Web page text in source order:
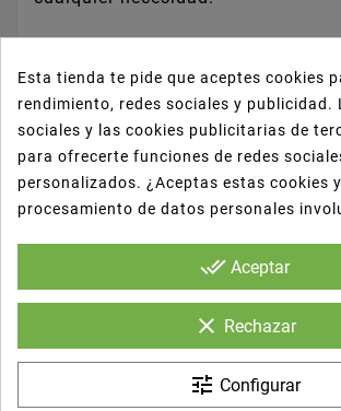
Pequeña: 35,1 x 24,3 x 2,2 cm
Mediana:43,0 x 28,7 x 2,6 cm
Fabricadas en aluminio resistente,
calor y frío, manteniendo la
impecable sin deformarse.
Esta tienda te pide que aceptes cookies
rendimiento, redes sociales y publicidad.
sociales y las cookies publicitarias de
para ofrecerte funciones de redes
personalizados. ¿Aceptas estas cookies y
procesamiento de datos personales
done_all Aceptar
clear Rechazar
tune Configurar